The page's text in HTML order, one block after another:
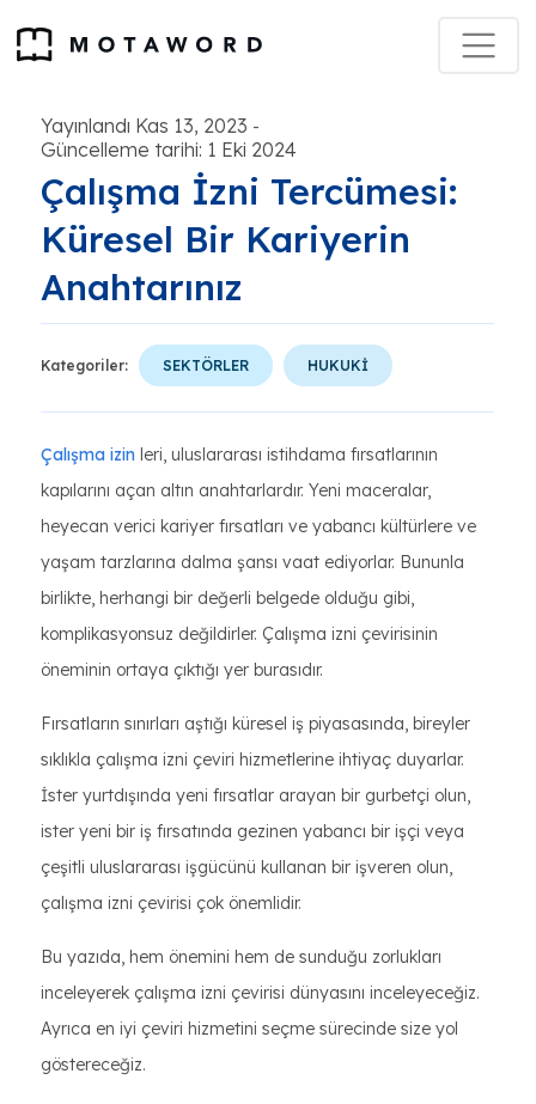
Yayınlandı Kas 13, 2023 -
Güncelleme tarihi: 1 Eki 2024
Çalışma İzni Tercümesi:
Küresel Bir Kariyerin
Anahtarınız
Kategoriler: SEKTÖRLER HUKUKİ
Çalışma izin leri, uluslararası istihdama fırsatlarının
kapılarını açan altın anahtarlardır. Yeni maceralar,
heyecan verici kariyer fırsatları ve yabancı kültürlere ve
yaşam tarzlarına dalma şansı vaat ediyorlar. Bununla
birlikte, herhangi bir değerli belgede olduğu gibi,
komplikasyonsuz değildirler. Çalışma izni çevirisinin
öneminin ortaya çıktığı yer burasıdır.
Fırsatların sınırları aştığı küresel iş piyasasında, bireyler
sıklıkla çalışma izni çeviri hizmetlerine ihtiyaç duyarlar.
İster yurtdışında yeni fırsatlar arayan bir gurbetçi olun,
ister yeni bir iş fırsatında gezinen yabancı bir işçi veya
çeşitli uluslararası işgücünü kullanan bir işveren olun,
çalışma izni çevirisi çok önemlidir.
Bu yazıda, hem önemini hem de sunduğu zorlukları
inceleyerek çalışma izni çevirisi dünyasını inceleyeceğiz.
Ayrıca en iyi çeviri hizmetini seçme sürecinde size yol
göstereceğiz.